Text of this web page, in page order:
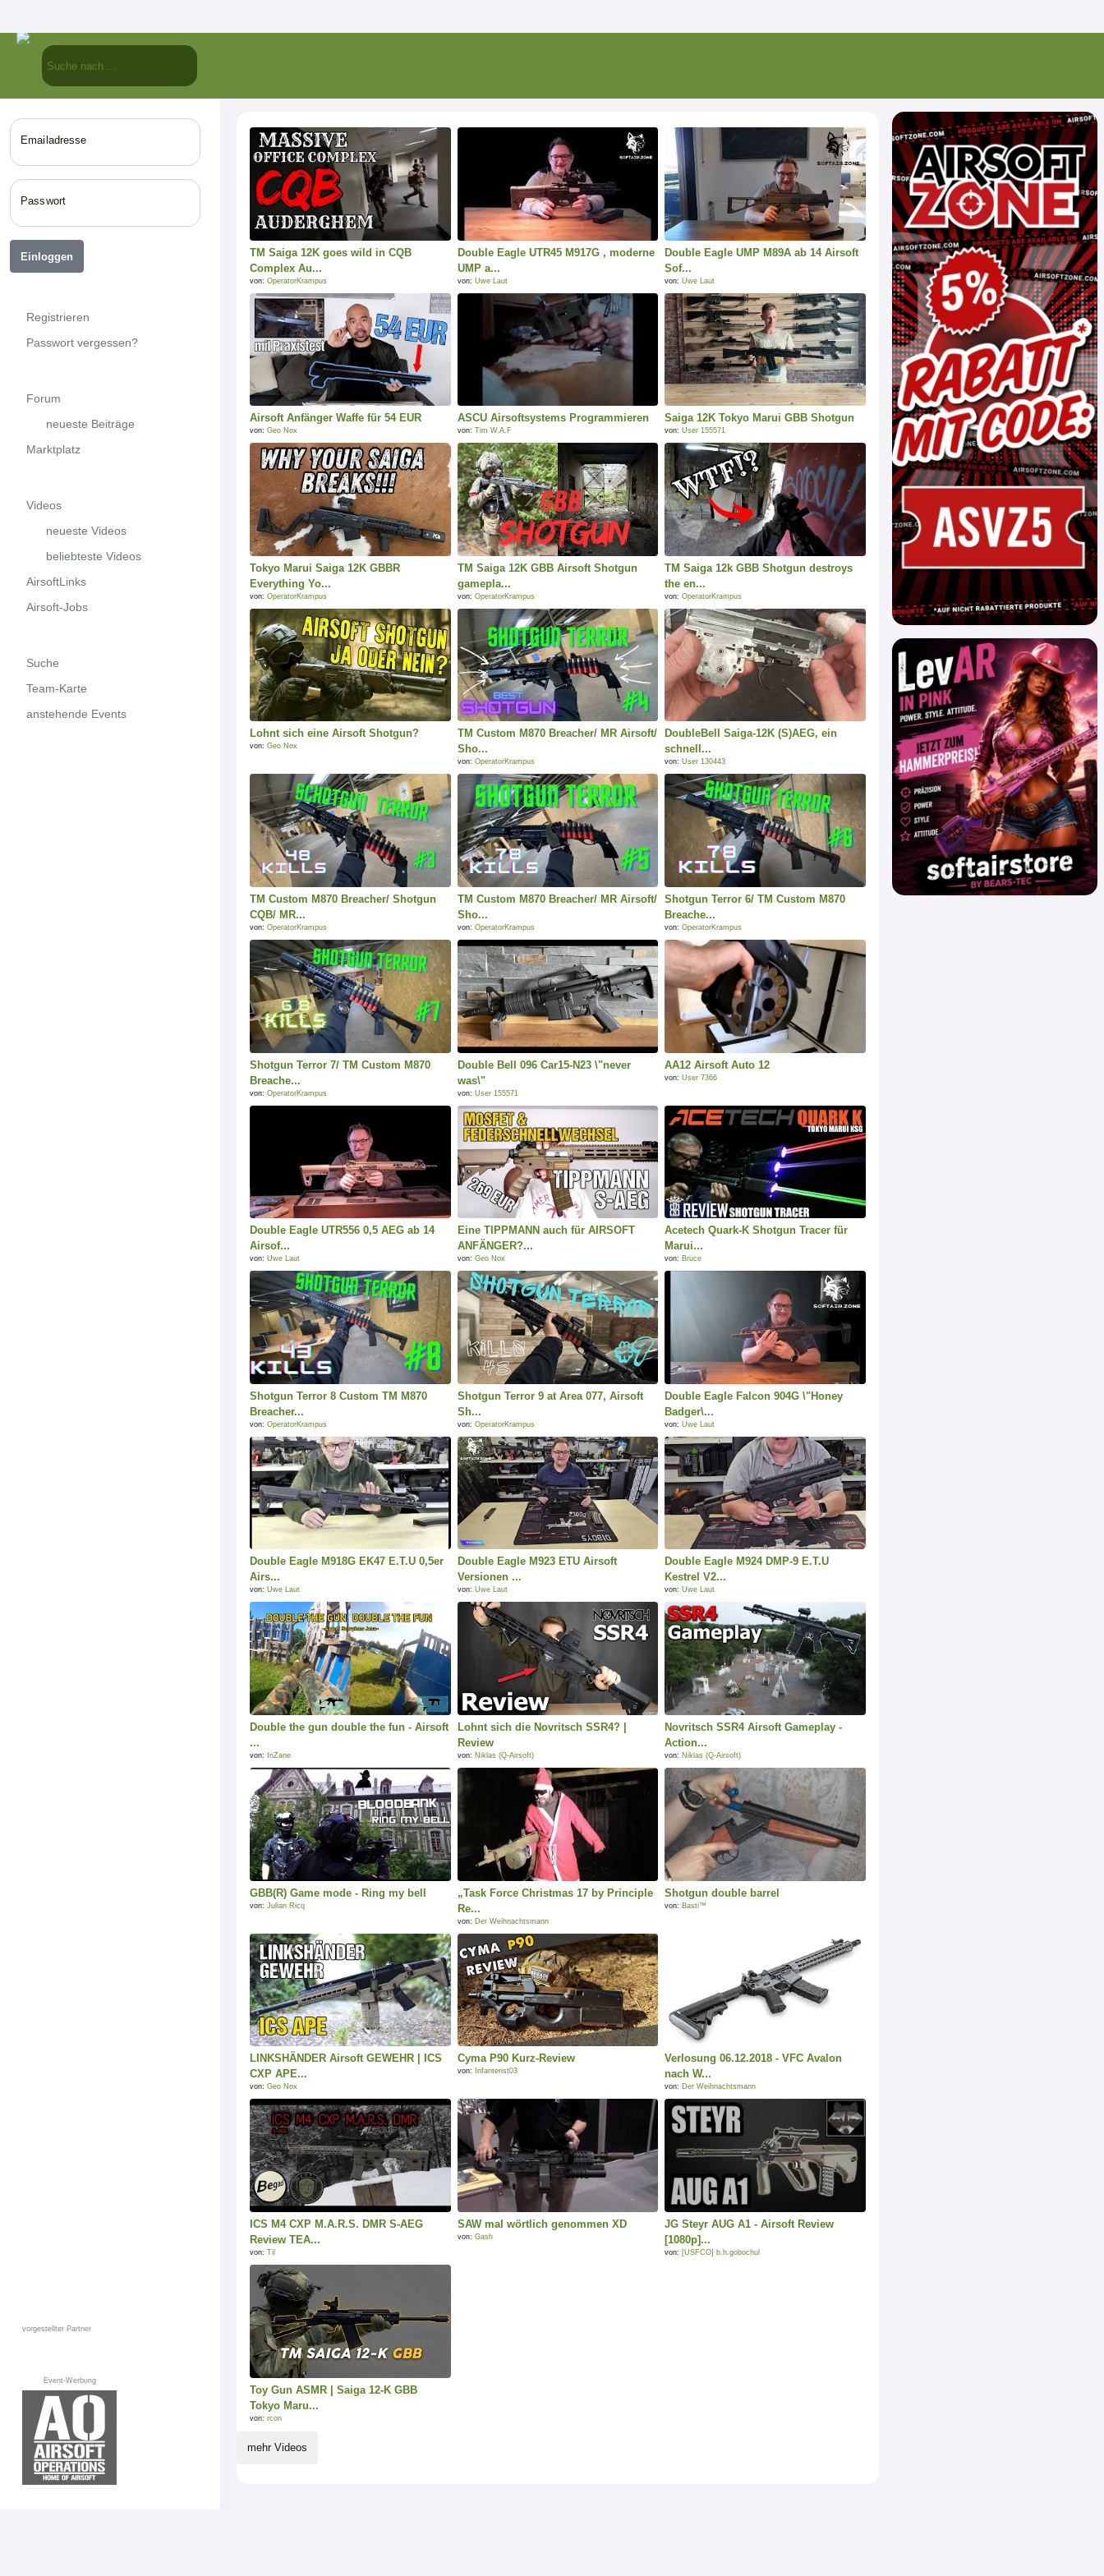
Emailadresse
Passwort
Einloggen
Registrieren
Passwort vergessen?
Forum
neueste Beiträge
Marktplatz
Videos
neueste Videos
beliebteste Videos
AirsoftLinks
Airsoft-Jobs
Suche
Team-Karte
anstehende Events
vorgestellter Partner
Event-Werbung
TM Saiga 12K goes wild in CQB
Complex Au...
von: OperatorKrampus
Double Eagle UTR45 M917G , moderne
UMP a...
von: Uwe Laut
Double Eagle UMP M89A ab 14 Airsoft
Sof...
von:Uwe Laut
Airsoft Anfänger Waffe für 54 EUR
von: Geo Nox
ASCU Airsoftsystems Programmieren
von: Tim W.A.F
Saiga 12K Tokyo Marui GBB Shotgun
von:User 155571
Tokyo Marui Saiga 12K GBBR
Everything Yo...
von: OperatorKrampus
TM Saiga 12K GBB Airsoft Shotgun
gamepla...
von: OperatorKrampus
TM Saiga 12k GBB Shotgun destroys
the en...
von:OperatorKrampus
Lohnt sich eine Airsoft Shotgun?
von: Geo Nox
TM Custom M870 Breacher/ MR Airsoft/
Sho...
von: OperatorKrampus
DoubleBell Saiga-12K (S)AEG, ein
schnell...
von:User 130443
TM Custom M870 Breacher/ Shotgun
CQB/ MR...
von: OperatorKrampus
TM Custom M870 Breacher/ MR Airsoft/
Sho...
von: OperatorKrampus
Shotgun Terror 6/ TM Custom M870
Breache...
von:OperatorKrampus
Shotgun Terror 7/ TM Custom M870
Breache...
von: OperatorKrampus
Double Bell 096 Car15-N23 \"never
was\"
von: User 155571
AA12 Airsoft Auto 12
von:User 7366
Double Eagle UTR556 0,5 AEG ab 14
Airsof...
von: Uwe Laut
Eine TIPPMANN auch für AIRSOFT
ANFÄNGER?...
von: Geo Nox
Acetech Quark-K Shotgun Tracer für
Marui...
von: Bruce
Shotgun Terror 8 Custom TM M870
Breacher...
von: OperatorKrampus
Shotgun Terror 9 at Area 077, Airsoft
Sh...
von: OperatorKrampus
Double Eagle Falcon 904G \"Honey
Badger\...
von:Uwe Laut
Double Eagle M918G EK47 E.T.U 0,5er
Airs...
von: Uwe Laut
Double Eagle M923 ETU Airsoft
Versionen ...
von: Uwe Laut
Double Eagle M924 DMP-9 E.T.U
Kestrel V2...
von:Uwe Laut
Double the gun double the fun - Airsoft
...
von: InZane
Lohnt sich die Novritsch SSR4? |
Review
von: Niklas (Q-Airsoft)
Novritsch SSR4 Airsoft Gameplay -
Action...
von: Niklas (Q-Airsoft)
GBB(R) Game mode - Ring my bell
von: Julian Ricq
„Task Force Christmas 17 by Principle
Re...
von: Der Weihnachtsmann
Shotgun double barrel
von: Basti™
LINKSHÄNDER Airsoft GEWEHR | ICS
CXP APE...
von: Geo Nox
Cyma P90 Kurz-Review
von: Infanterist03
Verlosung 06.12.2018 - VFC Avalon
nach W...
von: Der Weihnachtsmann
ICS M4 CXP M.A.R.S. DMR S-AEG
Review TEA...
von: Til
SAW mal wörtlich genommen XD
von: Gash
JG Steyr AUG A1 - Airsoft Review
[1080p]...
von: [USFCO] b.h.gobochul
Toy Gun ASMR | Saiga 12-K GBB
Tokyo Maru...
von: rcon
mehr Videos